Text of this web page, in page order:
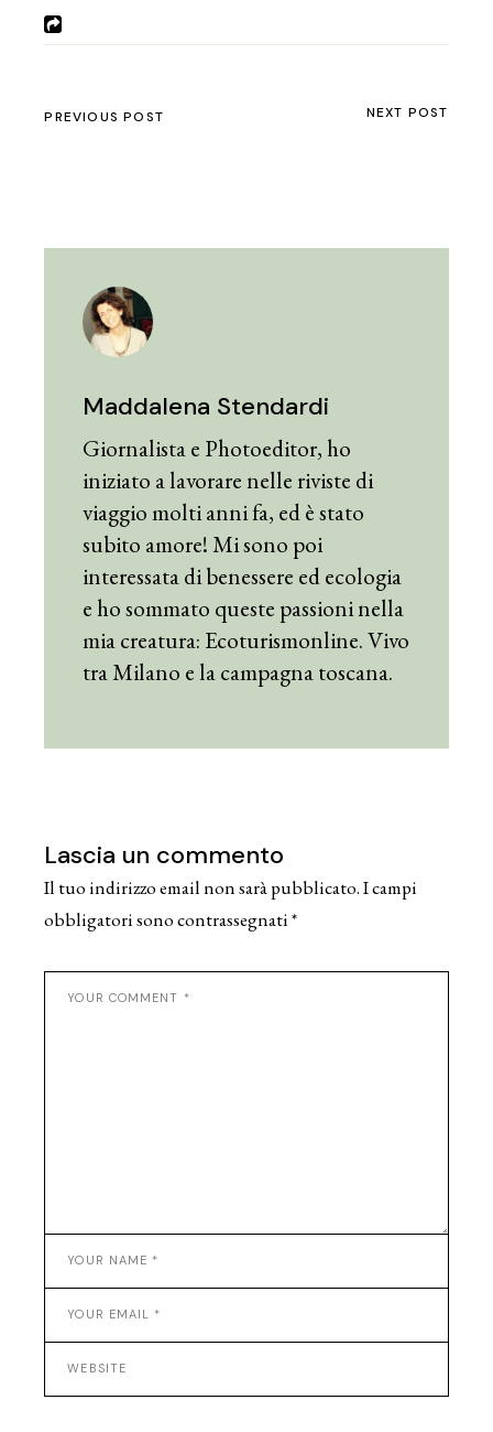
PREVIOUS POST NEXT POST
Maddalena Stendardi
Giornalista e Photoeditor, ho
iniziato a lavorare nelle riviste di
viaggio molti anni fa, ed è stato
subito amore! Mi sono poi
interessata di benessere ed ecologia
e ho sommato queste passioni nella
mia creatura: Ecoturismonline. Vivo
tra Milano e la campagna toscana.
Lascia un commento
Il tuo indirizzo email non sarà pubblicato.I campi
obbligatori sono contrassegnati*